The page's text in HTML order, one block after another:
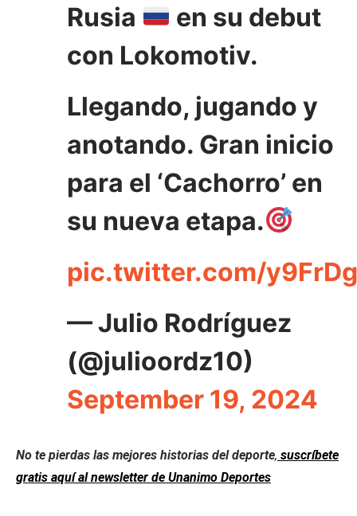
Rusia
en su debut
con Lokomotiv.
Llegando, jugando y
anotando. Gran inicio
para el ‘Cachorro’ en
su nueva etapa.
pic.twitter.com/
— Julio Rodríguez
(@julioordz10)
September 19, 2024
No te pierdas las mejores historias del deporte, suscríbete
gratis aquí al newsletter de Unanimo Deportes